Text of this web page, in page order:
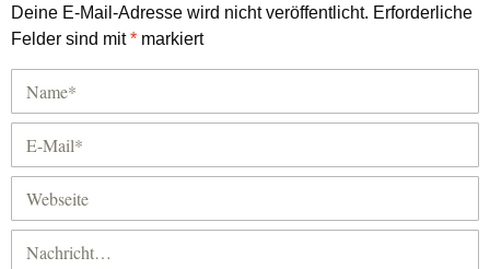
Deine E-Mail-Adresse wird nicht veröffentlicht. Erforderliche
Felder sind mit* markiert